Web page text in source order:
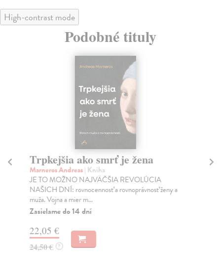
High-contrast mode
Podobné tituly
Trpkejšia ako smrť je žena
Marneros Andreas| Kniha
JE TO MOŽNO NAJVÄČŠIA REVOLÚCIA
NAŠICH DNÍ: rovnocennosť a rovnoprávnosť ženy a
muža. Vojna a mier m...
Zasielame do 14 dní
22,05 €
24,50 € ?